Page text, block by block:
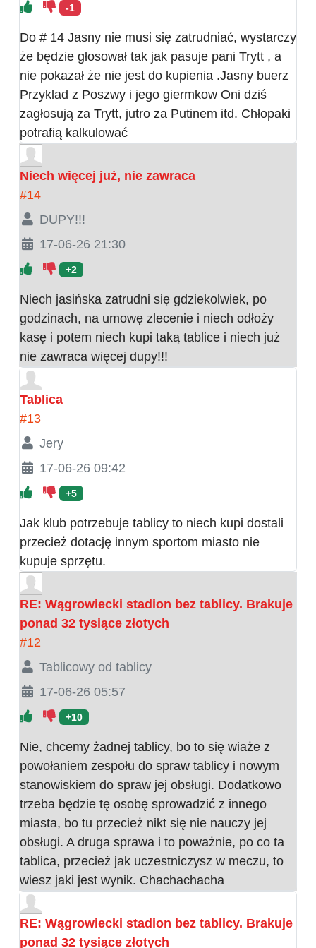
-1
Do # 14 Jasny nie musi się zatrudniać, wystarczy
że będzie głosował tak jak pasuje pani Trytt , a
nie pokazał że nie jest do kupienia .Jasny buerz
Przyklad z Poszwy i jego giermkow Oni dziś
zagłosują za Trytt, jutro za Putinem itd. Chłopaki
potrafią kalkulować
Niech więcej już, nie zawraca
#14
DUPY!!!
17-06-26 21:30
+2
Niech jasińska zatrudni się gdziekolwiek, po
godzinach, na umowę zlecenie i niech odłoży
kasę i potem niech kupi taką tablice i niech już
nie zawraca więcej dupy!!!
Tablica
#13
Jery
17-06-26 09:42
+5
Jak klub potrzebuje tablicy to niech kupi dostali
przecież dotację innym sportom miasto nie
kupuje sprzętu.
RE: Wągrowiecki stadion bez tablicy. Brakuje
ponad 32 tysiące złotych
#12
Tablicowy od tablicy
17-06-26 05:57
+10
Nie, chcemy żadnej tablicy, bo to się wiaże z
powołaniem zespołu do spraw tablicy i nowym
stanowiskiem do spraw jej obsługi. Dodatkowo
trzeba będzie tę osobę sprowadzić z innego
miasta, bo tu przecież nikt się nie nauczy jej
obsługi. A druga sprawa i to poważnie, po co ta
tablica, przecież jak uczestniczysz w meczu, to
wiesz jaki jest wynik. Chachachacha
RE: Wągrowiecki stadion bez tablicy. Brakuje
ponad 32 tysiące złotych